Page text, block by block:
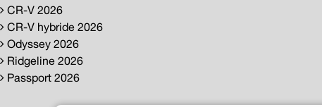
CR-V 2026
CR-V hybride 2026
Odyssey 2026
Ridgeline 2026
Passport 2026